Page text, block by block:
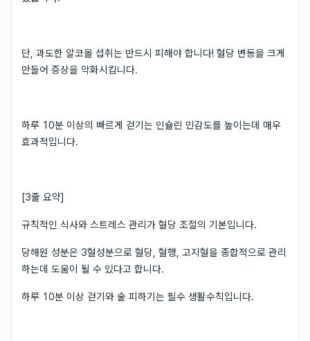
단, 과도한 알코올 섭취는 반드시 피해야 합니다! 혈당 변동을 크게
만들어 증상을 악화시킵니다.
하루 10분 이상의 빠르게 걷기는 인슐린 민감도를 높이는데 매우
효과적입니다.
[3줄 요약]
규칙적인 식사와 스트레스 관리가 혈당 조절의 기본입니다.
당해원 성분은 3혈성분으로 혈당, 혈행, 고지혈을 종합적으로 관리
하는데 도움이 될 수 있다고 합니다.
하루 10분 이상 걷기와 술 피하기는 필수 생활수칙입니다.